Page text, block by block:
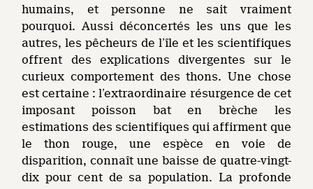
humains, et personne ne sait vraiment
pourquoi. Aussi déconcertés les uns que les
autres, les pêcheurs de l’île et les scientifiques
offrent des explications divergentes sur le
curieux comportement des thons. Une chose
est certaine : l’extraordinaire résurgence de cet
imposant poisson bat en brèche les
estimations des scientifiques qui affirment que
le thon rouge, une espèce en voie de
disparition, connaît une baisse de quatre-vingt-
dix pour cent de sa population. La profonde